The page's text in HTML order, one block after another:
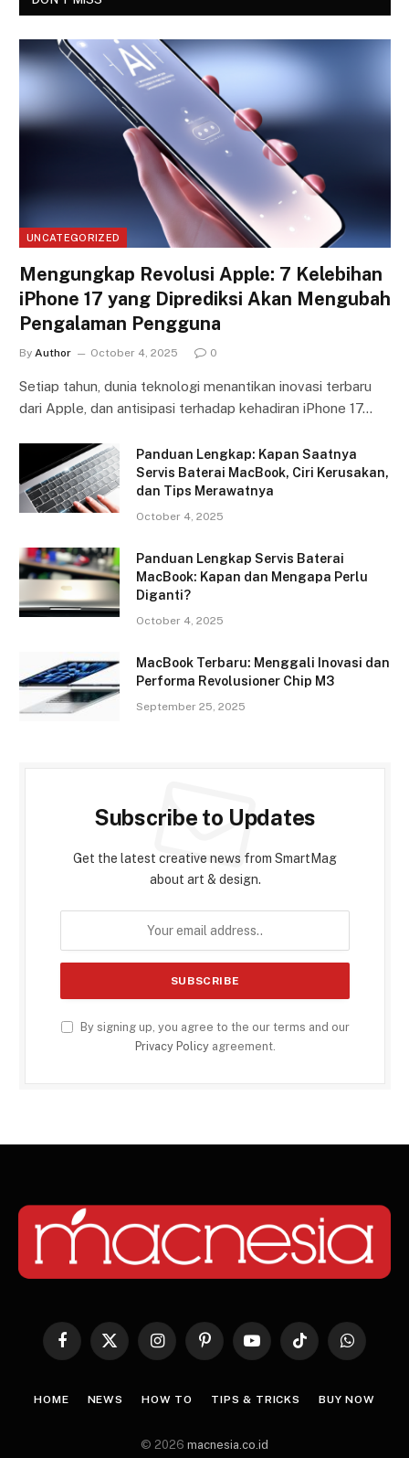
UNCATEGORIZED
Mengungkap Revolusi Apple: 7 Kelebihan
iPhone 17 yang Diprediksi Akan Mengubah
Pengalaman Pengguna
By Author October 4, 2025 0
Setiap tahun, dunia teknologi menantikan inovasi terbaru
dari Apple, dan antisipasi terhadap kehadiran iPhone 17…
Panduan Lengkap: Kapan Saatnya
Servis Baterai MacBook, Ciri Kerusakan,
dan Tips Merawatnya
October 4, 2025
Panduan Lengkap Servis Baterai
MacBook: Kapan dan Mengapa Perlu
Diganti?
October 4, 2025
MacBook Terbaru: Menggali Inovasi dan
Performa Revolusioner Chip M3
September 25, 2025
Subscribe to Updates
Get the latest creative news from SmartMag
about art & design.
By signing up, you agree to the our terms and our
Privacy Policyagreement.
Facebook
X
InstagramPinterestYouTubeTikTok WhatsApp
HOME NEWS HOW TO TIPS & TRICKS BUY NOW
© 2026 macnesia.co.id